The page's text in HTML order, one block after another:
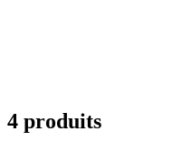
4 produits